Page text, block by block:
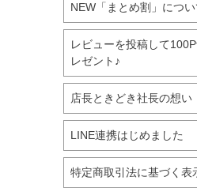
NEW「まとめ割」につい
レビューを投稿して
レゼント♪
店長ときどき社長の想い
LINE連携はじめました
特定商取引法に基づく表